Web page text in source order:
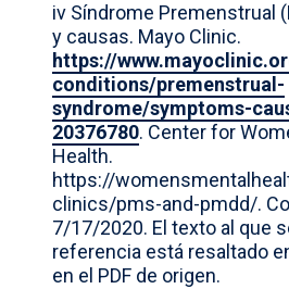
iv Síndrome Premenstrual
y causas. Mayo Clinic.
https://
conditions/premenstrual-
syndrome/symptoms-
20376780. Center for
Health.
https://
clinics/pms-and-pmdd/.
7/17/2020. El texto al que
referencia está resaltado
en el PDF de origen.